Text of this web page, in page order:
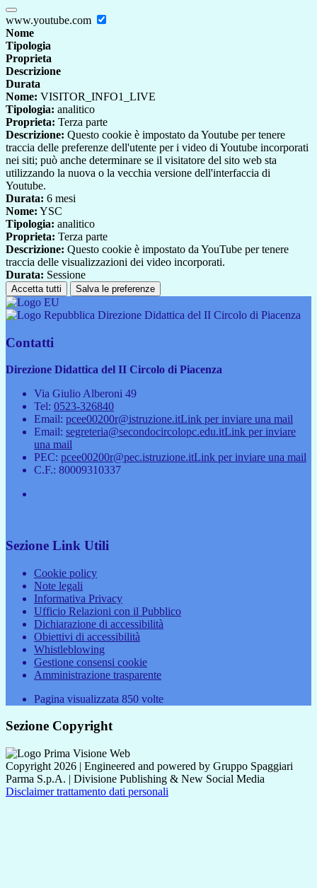
www.youtube.com
Nome
Tipologia
Proprieta
Descrizione
Durata
Nome: VISITOR_INFO1_LIVE
Tipologia: analitico
Proprieta: Terza parte
Descrizione: Questo cookie è impostato da Youtube per tenere
traccia delle preferenze dell'utente per i video di Youtube incorporati
nei siti; può anche determinare se il visitatore del sito web sta
utilizzando la nuova o la vecchia versione dell'interfaccia di
Youtube.
Durata: 6 mesi
Nome: YSC
Tipologia: analitico
Proprieta: Terza parte
Descrizione: Questo cookie è impostato da YouTube per tenere
traccia delle visualizzazioni dei video incorporati.
Durata: Sessione
Accetta tutti Salva le preferenze
Direzione Didattica del II Circolo di Piacenza
Contatti
Direzione Didattica del II Circolo di Piacenza
Via Giulio Alberoni 49
Tel: 0523-326840
Email: pcee00200r@istruzione.itLink per inviare una mail
Email: segreteria@secondocircolopc.edu.itLink per inviare
una mail
PEC: pcee00200r@pec.istruzione.itLink per inviare una mail
C.F.: 80009310337
Sezione Link Utili
Cookie policy
Note legali
Informativa Privacy
Ufficio Relazioni con il Pubblico
Dichiarazione di accessibilità
Obiettivi di accessibilità
Whistleblowing
Gestione consensi cookie
Amministrazione trasparente
Pagina visualizzata 850 volte
Sezione Copyright
Copyright 2026 | Engineered and powered by Gruppo Spaggiari
Parma S.p.A. | Divisione Publishing & New Social Media
Disclaimer trattamento dati personali